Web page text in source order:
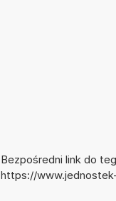
Bezpośredni link do
https://